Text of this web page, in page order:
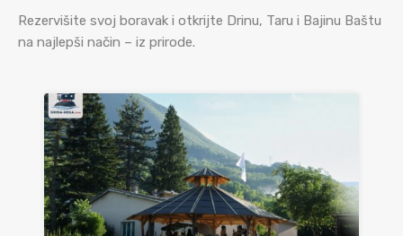
Rezervišite svoj boravak i otkrijte Drinu, Taru i Bajinu Baštu
na najlepši način – iz prirode.